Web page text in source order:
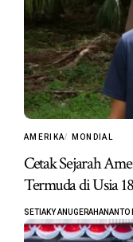
AMERIKA MONDIAL
Cetak Sejarah
Termuda di Usia
SETIAKY ANUGERAHANANTO